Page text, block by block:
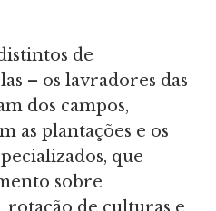
de
– os lavradores das
dos campos,
as plantações e os
que
sobre